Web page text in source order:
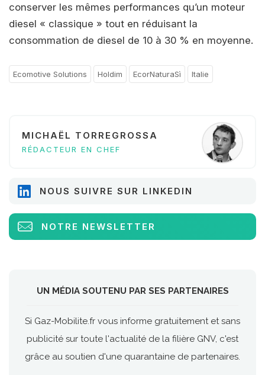
conserver les mêmes performances qu’un moteur
diesel « classique » tout en réduisant la
consommation de diesel de 10 à 30 % en moyenne.
Ecomotive Solutions Holdim EcorNaturaSì Italie
MICHAËL TORREGROSSA
RÉDACTEUR EN CHEF
NOUS SUIVRE SUR LINKEDIN
NOTRE NEWSLETTER
UN MÉDIA SOUTENU PAR SES PARTENAIRES
Si Gaz-Mobilite.fr vous informe gratuitement et sans
publicité sur toute l'actualité de la filière GNV, c'est
grâce au soutien d'une quarantaine de partenaires.